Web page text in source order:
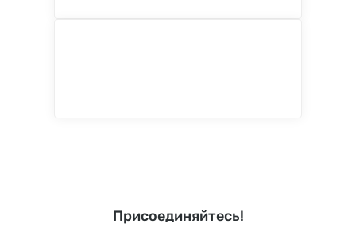
Присоединяйтесь!